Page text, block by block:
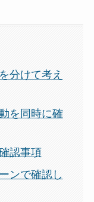
分けて考え
を同時に確
認事項
ンで確認し